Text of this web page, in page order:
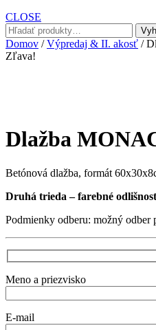
CLOSE
Hľadať:
Domov /Výpredaj & II. akosť /
Zľava!
Dlažba
Betónová dlažba, formát
Druhá trieda – farebné
Podmienky odberu: možný odber
Meno a priezvisko
E-mail